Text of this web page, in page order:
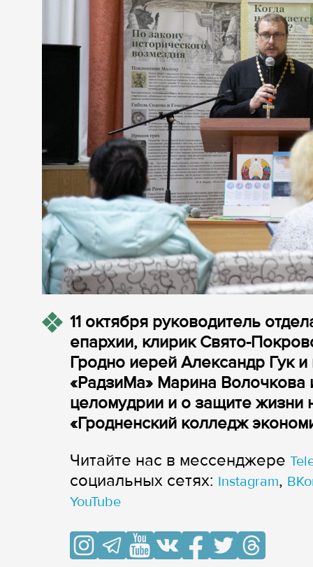
11 октября руководитель
епархии, клирик Свято-
Гродно иерей Александр Гук
«РадзиМа» Марина Волочкова
целомудрии и о защите жизни
«Гродненский колледж
Читайте нас в мессенджере
cоциальных сетях: Instagram,
YouTube